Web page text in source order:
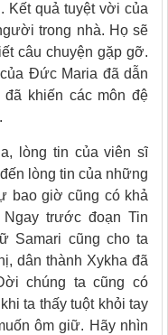
Kết quả tuyệt vời của
trong nhà. Họ sẽ
câu chuyện gặp gỡ.
Đức Maria đã dẫn
khiến các môn đệ
lòng tin của viên sĩ
lòng tin của những
bao giờ cũng có khả
trước đoạn Tin
Samari cũng cho ta
dân thành Xykha đã
chúng ta cũng có
ta thấy tuột khỏi tay
ôm giữ. Hãy nhìn